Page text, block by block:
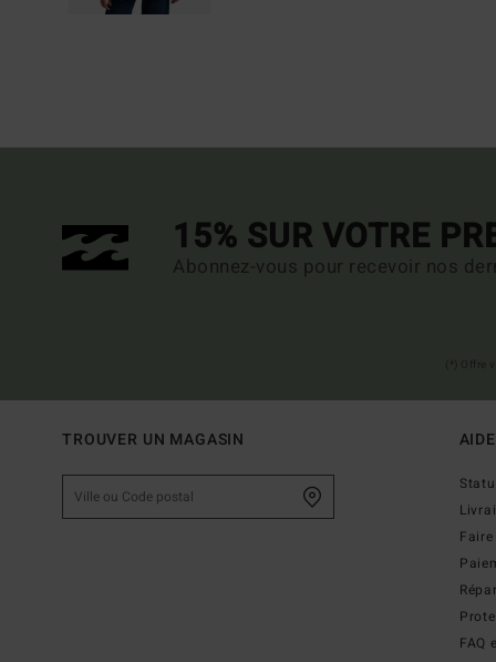
15% SUR VOTRE
Abonnez-vous pour recevoir nos
TROUVER UN MAGASIN AIDE
FAQ